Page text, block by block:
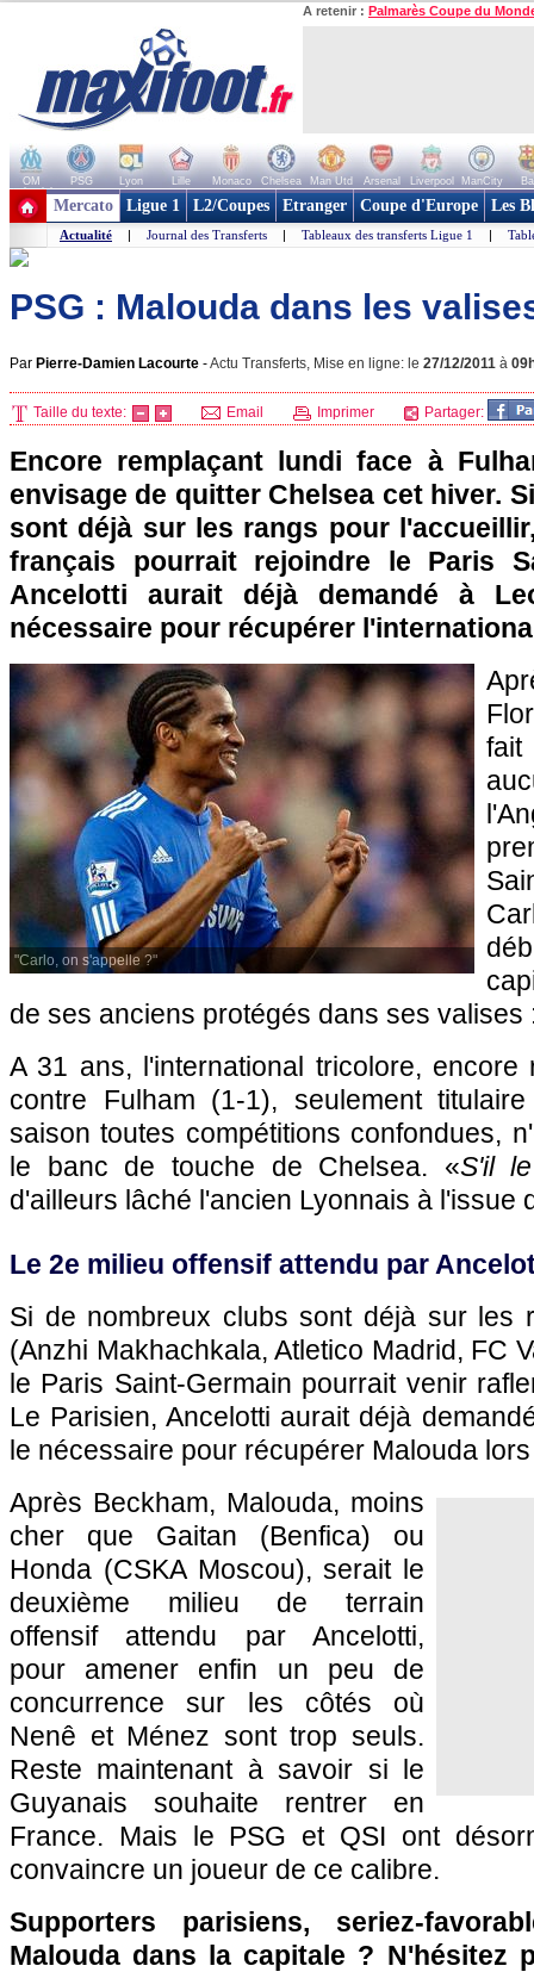
A retenir : Palmarès Coupe du
OM PSG Lyon Lille Monaco Chelsea Man Utd Arsenal Liverpool ManCity
+ de clubs
Mercato Ligue 1 L2/Coupes Etranger Coupe d'Europe Les
Actualité | Journal des Transferts | Tableaux des transferts Ligue 1 |
PSG : Malouda dans les
Par Pierre-Damien Lacourte -Actu Transferts, Mise en ligne: le 27/12/2011 à
Taille du texte: Email Imprimer Partager:
Encore remplaçant lundi face à
envisage de quitter Chelsea cet hiver.
sont déjà sur les rangs pour
français pourrait rejoindre le Paris
Ancelotti aurait déjà demandé à
nécessaire pour récupérer
"Carlo, on s'appelle ?"
de ses anciens protégés dans ses valises
A 31 ans, l'international tricolore, encore
contre Fulham (1-1), seulement
saison toutes compétitions confondues,
le banc de touche de Chelsea. «S'il
d'ailleurs lâché l'ancien Lyonnais à l'issue
Le 2e milieu offensif attendu par
Si de nombreux clubs sont déjà sur les
(Anzhi Makhachkala, Atletico Madrid, FC
le Paris Saint-Germain pourrait venir
Le Parisien, Ancelotti aurait déjà
le nécessaire pour récupérer Malouda
Après Beckham, Malouda, moins
cher que Gaitan (Benfica) ou
Honda (CSKA Moscou), serait le
deuxième milieu de terrain
offensif attendu par Ancelotti,
pour amener enfin un peu de
concurrence sur les côtés où
Nenê et Ménez sont trop seuls.
Reste maintenant à savoir si le
Guyanais souhaite rentrer en
France. Mais le PSG et QSI ont
convaincre un joueur de ce calibre.
Supporters parisiens, seriez-
Malouda dans la capitale ? N'hésitez